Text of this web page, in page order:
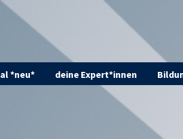
*neu* deine Expert*innen